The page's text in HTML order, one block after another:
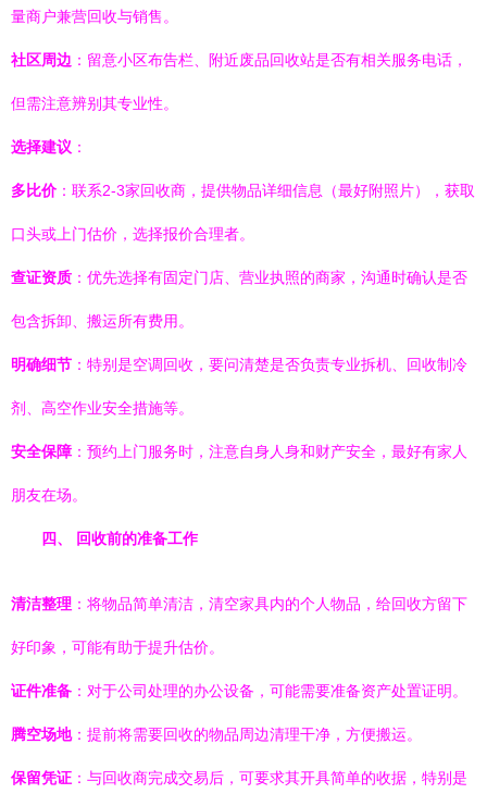
量商户兼营回收与销售。
社区周边 ：留意小区布告栏、附近废品回收站是否有相关服务电话，
但需注意辨别其专业性。
选择建议 ：
多比价：联系2-3家回收商，提供物品详细信息（最好附照片），获取
口头或上门估价，选择报价合理者。
查证资质 ：优先选择有固定门店、营业执照的商家，沟通时确认是否
包含拆卸、搬运所有费用。
明确细节 ：特别是空调回收，要问清楚是否负责专业拆机、回收制冷
剂、高空作业安全措施等。
安全保障 ：预约上门服务时，注意自身人身和财产安全，最好有家人
朋友在场。
四、 回收前的准备工作
清洁整理 ：将物品简单清洁，清空家具内的个人物品，给回收方留下
好印象，可能有助于提升估价。
证件准备 ：对于公司处理的办公设备，可能需要准备资产处置证明。
腾空场地：提前将需要回收的物品周边清理干净，方便搬运。
保留凭证 ：与回收商完成交易后，可要求其开具简单的收据，特别是